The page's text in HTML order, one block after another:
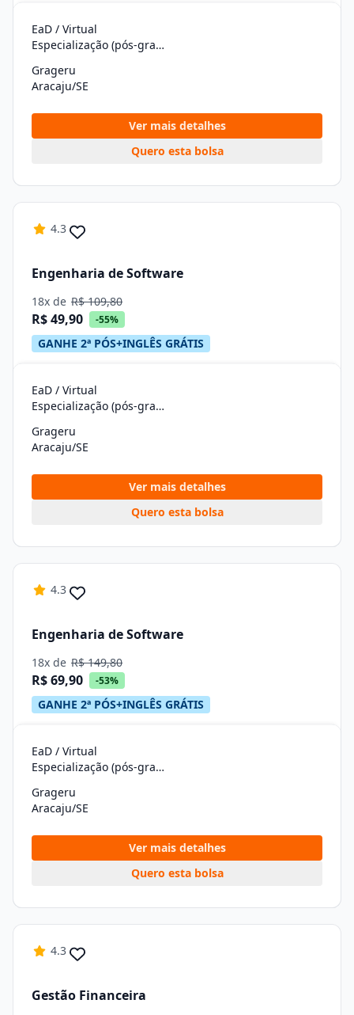
EaD / Virtual
Especialização (pós-graduação)
Grageru
Aracaju/SE
Ver mais detalhes
Quero esta bolsa
4.3
Engenharia de Software
18x de R$ 109,80
R$ 49,90 -55%
GANHE 2ª PÓS+INGLÊS GRÁTIS
EaD / Virtual
Especialização (pós-graduação)
Grageru
Aracaju/SE
Ver mais detalhes
Quero esta bolsa
4.3
Engenharia de Software
18x de R$ 149,80
R$ 69,90 -53%
GANHE 2ª PÓS+INGLÊS GRÁTIS
EaD / Virtual
Especialização (pós-graduação)
Grageru
Aracaju/SE
Ver mais detalhes
Quero esta bolsa
4.3
Gestão Financeira